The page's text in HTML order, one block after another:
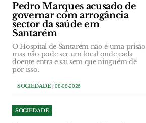
Pedro Marques acusado de
governar com arrogância
sector da saúde em
Santarém
O Hospital de Santarém não é uma prisão
mas não pode ser um local onde cada
doente entra e sai sem que ninguém dê
por isso.
SOCIEDADE| 08-08-2026
SOCIEDADE